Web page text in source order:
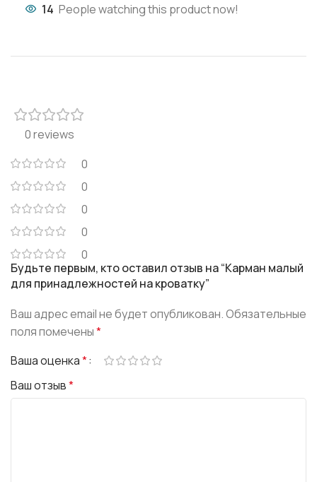
14 People watching this product now!
0 reviews
0
0
0
0
0
Будьте первым, кто оставил отзыв на “Карман малый
для принадлежностей на кроватку”
Ваш адрес email не будет опубликован.Обязательные
поля помечены*
Ваша оценка*
Ваш отзыв*